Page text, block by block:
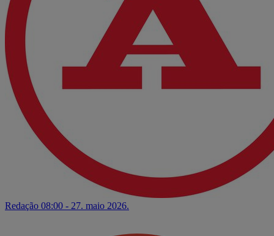
Redação 08:00 - 27. maio 2026.